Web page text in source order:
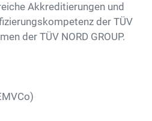
Akkreditierungen und
der TÜV
der TÜV NORD GROUP.